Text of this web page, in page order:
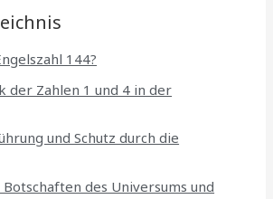
144?
der Zahlen 1 und 4 in der
und Schutz durch die
des Universums und